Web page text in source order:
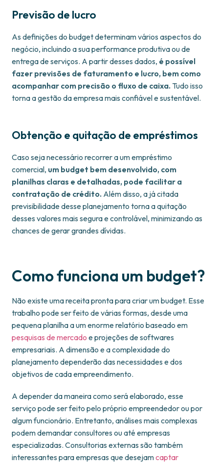
Previsão de lucro
As definições do budget determinam vários aspectos do
negócio, incluindo a sua performance produtiva ou de
entrega de serviços. A partir desses dados, é possível
fazer previsões de faturamento e lucro, bem como
acompanhar com precisão o fluxo de caixa. Tudo isso
torna a gestão da empresa mais confiável e sustentável.
Obtenção e quitação de empréstimos
Caso seja necessário recorrer a um empréstimo
comercial, um budget bem desenvolvido, com
planilhas claras e detalhadas, pode facilitar a
contratação de crédito. Além disso, a já citada
previsibilidade desse planejamento torna a quitação
desses valores mais segura e controlável, minimizando as
chances de gerar grandes dívidas.
Como funciona um budget?
Não existe uma receita pronta para criar um budget. Esse
trabalho pode ser feito de várias formas, desde uma
pequena planilha a um enorme relatório baseado em
pesquisas de mercado e projeções de softwares
empresariais. A dimensão e a complexidade do
planejamento dependerão das necessidades e dos
objetivos de cada empreendimento.
A depender da maneira como será elaborado, esse
serviço pode ser feito pelo próprio empreendedor ou por
algum funcionário. Entretanto, análises mais complexas
podem demandar consultores ou até empresas
especializadas. Consultorias externas são também
interessantes para empresas que desejamcaptar